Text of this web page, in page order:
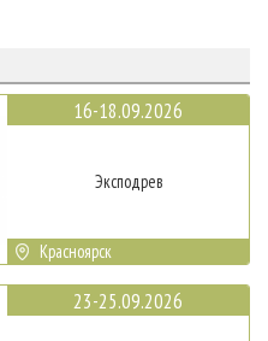
16-18.09.2026
Эксподрев
Красноярск
23-25.09.2026